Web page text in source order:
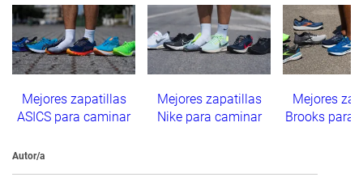
Mejores zapatillas
ASICS para caminar
Mejores zapatillas
Nike para caminar
Mejores
Brooks para
Autor/a